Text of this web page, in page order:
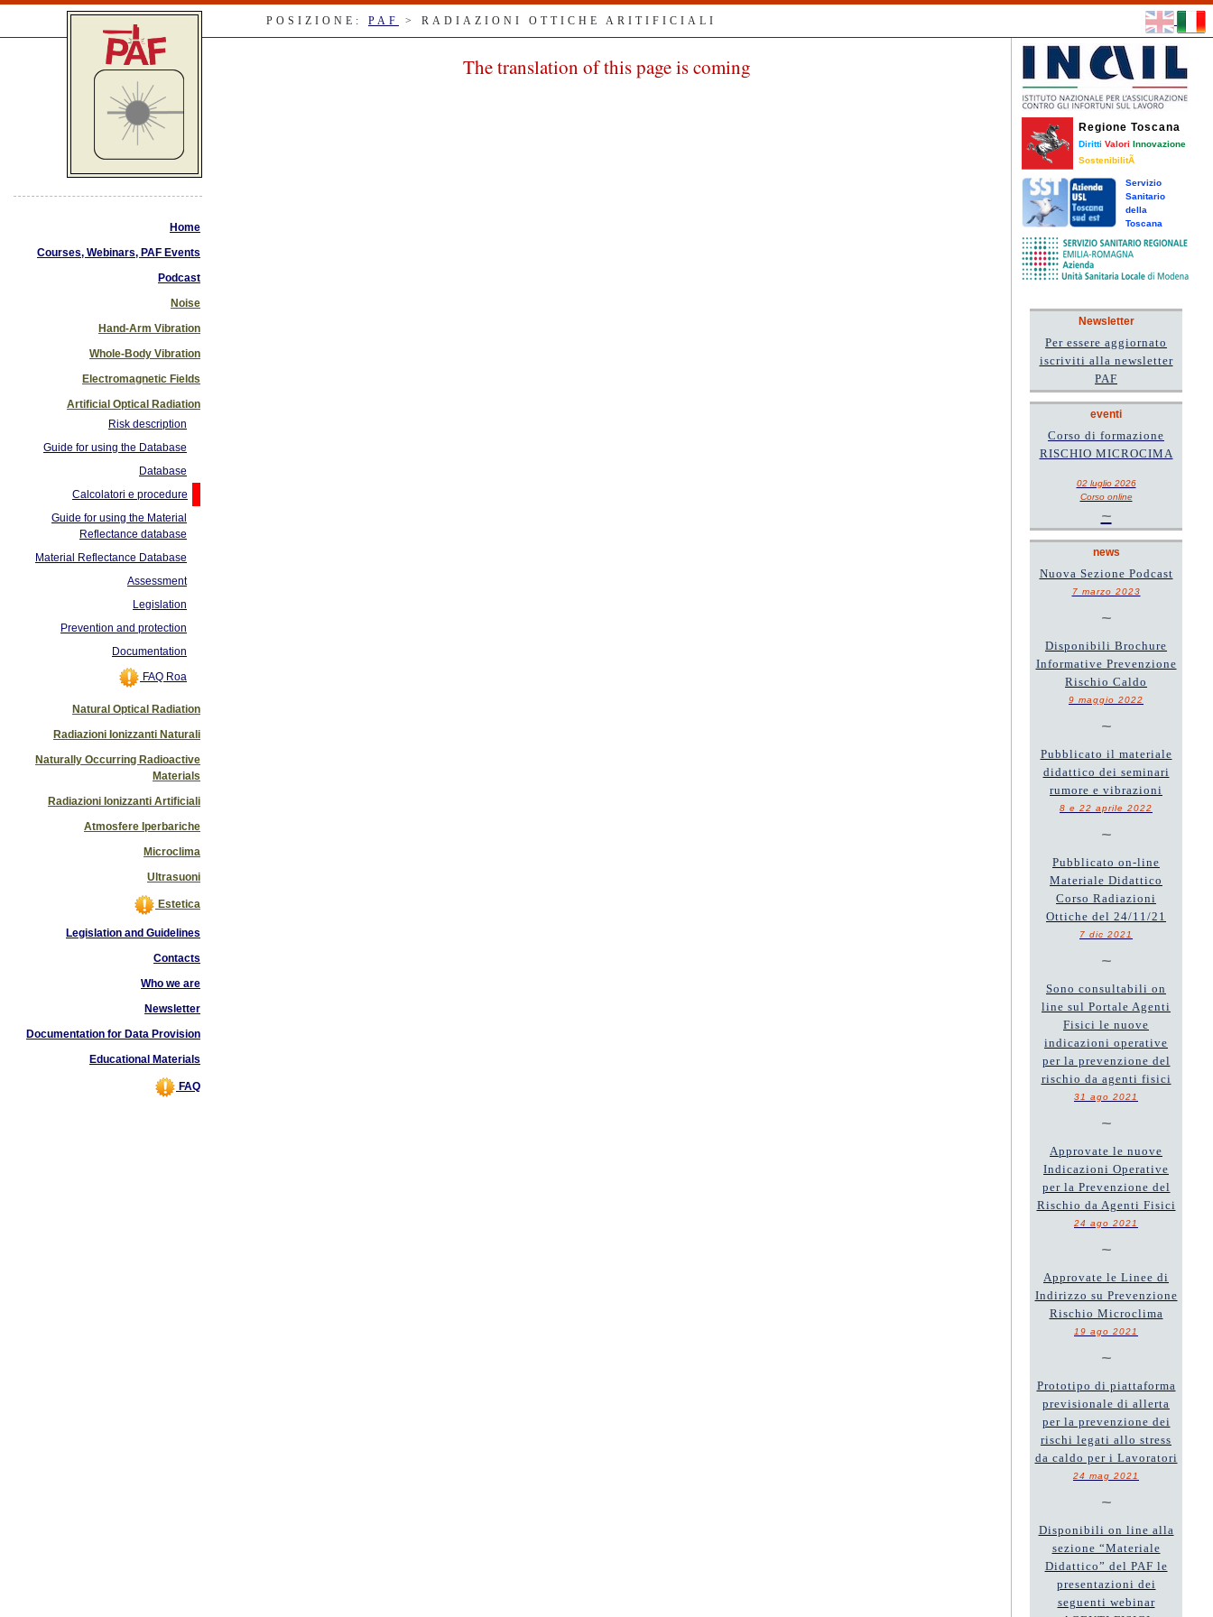
POSIZIONE: PAF > RADIAZIONI OTTICHE ARITIFICIALI
Home
Courses, Webinars, PAF Events
Podcast
Noise
Hand-Arm Vibration
Whole-Body Vibration
Electromagnetic Fields
Artificial Optical Radiation
Risk description
Guide for using the Database
Database
Calcolatori e procedure
Guide for using the Material
Reflectance database
Material Reflectance Database
Assessment
Legislation
Prevention and protection
Documentation
FAQ Roa
Natural Optical Radiation
Radiazioni Ionizzanti Naturali
Naturally Occurring Radioactive
Materials
Radiazioni Ionizzanti Artificiali
Atmosfere Iperbariche
Microclima
Ultrasuoni
Estetica
Legislation and Guidelines
Contacts
Who we are
Newsletter
Documentation for Data Provision
Educational Materials
FAQ
The translation of this page is coming
Regione Toscana
Diritti Valori Innovazione
SostenibilitÃ
Servizio
Sanitario
della
Toscana
Newsletter
Per essere aggiornato
iscriviti alla newsletter
PAF
eventi
Corso di formazione
RISCHIO MICROCIMA
02 luglio 2026
Corso online
~
news
Nuova Sezione Podcast
7 marzo 2023
~
Disponibili Brochure
Informative Prevenzione
Rischio Caldo
9 maggio 2022
~
Pubblicato il materiale
didattico dei seminari
rumore e vibrazioni
8 e 22 aprile 2022
~
Pubblicato on-line
Materiale Didattico
Corso Radiazioni
Ottiche del 24/11/21
7 dic 2021
~
Sono consultabili on
line sul Portale Agenti
Fisici le nuove
indicazioni operative
per la prevenzione del
rischio da agenti fisici
31 ago 2021
~
Approvate le nuove
Indicazioni Operative
per la Prevenzione del
Rischio da Agenti Fisici
24 ago 2021
~
Approvate le Linee di
Indirizzo su Prevenzione
Rischio Microclima
19 ago 2021
~
Prototipo di piattaforma
previsionale di allerta
per la prevenzione dei
rischi legati allo stress
da caldo per i Lavoratori
24 mag 2021
~
Disponibili on line alla
sezione “Materiale
Didattico” del PAF le
presentazioni dei
seguenti webinar